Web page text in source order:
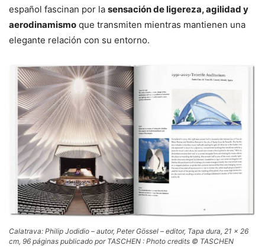
español fascinan por la sensación de ligereza, agilidad y
aerodinamismo que transmiten mientras mantienen una
elegante relación con su entorno.
Calatrava: Philip Jodidio – autor, Peter Gössel – editor, Tapa dura, 21 x 26
cm, 96 páginas publicado por TASCHEN : Photo credits © TASCHEN